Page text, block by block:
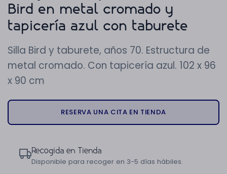
Bird en metal cromado y
tapicería azul con taburete
Silla Bird y taburete, años 70. Estructura de
metal cromado. Con tapicería azul. 102 x 96
x 90 cm
RESERVA UNA CITA EN TIENDA
Recogida en Tienda
Disponible para recoger en 3-5 días hábiles.